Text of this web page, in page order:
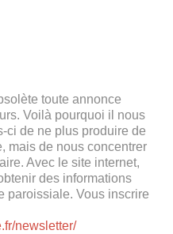
toute annonce
Voilà pourquoi il nous
ci de ne plus produire de
mais de nous concentrer
Avec le site internet,
des informations
paroissiale. Vous inscrire
newsletter/